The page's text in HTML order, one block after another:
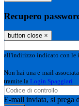
Recupero
button close ×
all'indirizzo indicato con le
Non hai una e-mail
tramite la Login Spaggiari
E-mail inviata, si prega